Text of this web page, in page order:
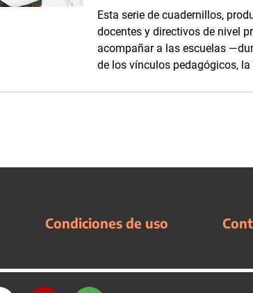
Esta serie de cuadernillos,
docentes y directivos de nivel
acompañar a las escuelas
de los vínculos pedagógicos,
Condiciones de uso